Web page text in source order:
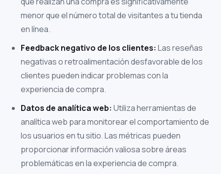
menor que el número total de visitantes a tu tienda
en línea.
Feedback negativo de los clientes: Las reseñas
negativas o retroalimentación desfavorable de los
clientes pueden indicar problemas con la
experiencia de compra.
Datos de analítica web: Utiliza herramientas de
analítica web para monitorear el comportamiento de
los usuarios en tu sitio. Las métricas pueden
proporcionar información valiosa sobre áreas
problemáticas en la experiencia de compra.